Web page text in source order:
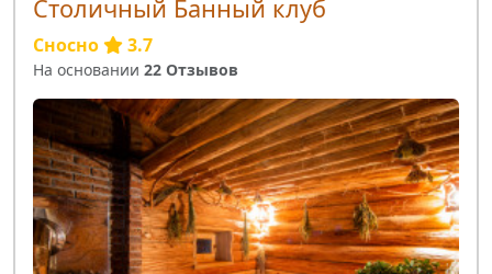
Столичный Банный клуб
Сносно 3.7
На основании 22 Отзывов